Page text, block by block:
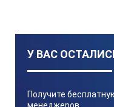
49
У ВАС
Получите